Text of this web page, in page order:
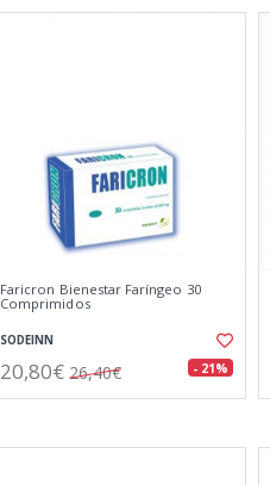
Faricron Bienestar Faríngeo 30
Comprimidos
SODEINN
20,80€ 26,40€ - 21%